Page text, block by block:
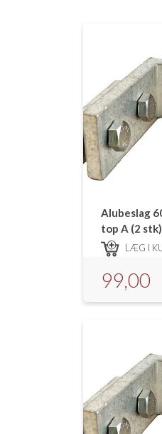
Alubeslag
top A (2 stk)
LÆG I
99,00